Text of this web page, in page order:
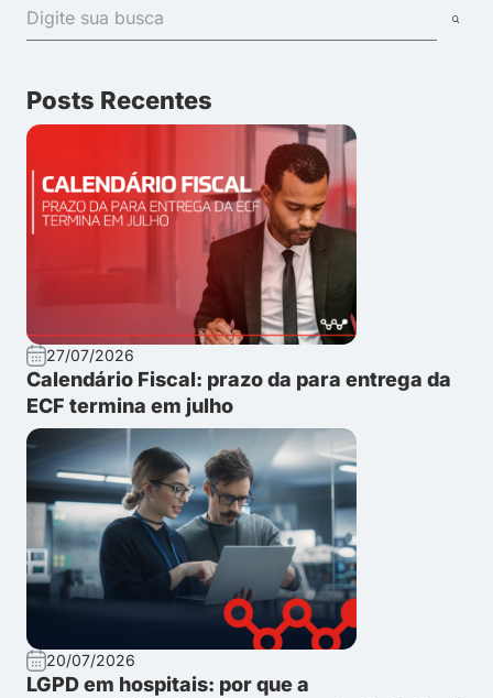
Posts Recentes
27/07/2026
Calendário Fiscal: prazo da para entrega da
ECF termina em julho
20/07/2026
LGPD em hospitais: por que a